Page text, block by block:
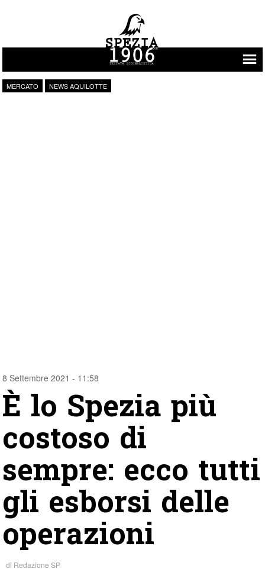
Vai al contenuto
MERCATO NEWS AQUILOTTE
8 Settembre 2021 - 11:58
È lo Spezia più
costoso di
sempre: ecco tutti
gli esborsi delle
operazioni
di Redazione SP